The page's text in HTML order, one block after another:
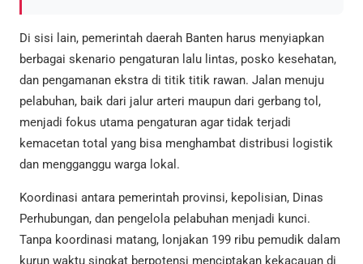
Di sisi lain, pemerintah daerah Banten harus menyiapkan
berbagai skenario pengaturan lalu lintas, posko kesehatan,
dan pengamanan ekstra di titik titik rawan. Jalan menuju
pelabuhan, baik dari jalur arteri maupun dari gerbang tol,
menjadi fokus utama pengaturan agar tidak terjadi
kemacetan total yang bisa menghambat distribusi logistik
dan mengganggu warga lokal.
Koordinasi antara pemerintah provinsi, kepolisian, Dinas
Perhubungan, dan pengelola pelabuhan menjadi kunci.
Tanpa koordinasi matang, lonjakan 199 ribu pemudik dalam
kurun waktu singkat berpotensi menciptakan kekacauan di